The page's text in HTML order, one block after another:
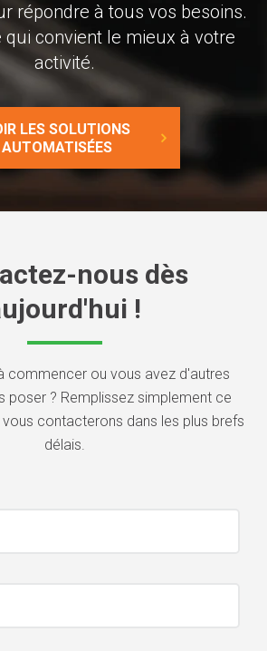
répondre à tous vos besoins.
qui convient le mieux à votre
activité.
LES SOLUTIONS
AUTOMATISÉES
nous dès
!
commencer ou vous avez d'autres
poser ? Remplissez simplement ce
contacterons dans les plus brefs
délais.